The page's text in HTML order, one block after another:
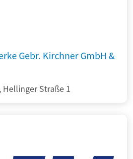
Gebr. Kirchner GmbH &
Hellinger Straße 1